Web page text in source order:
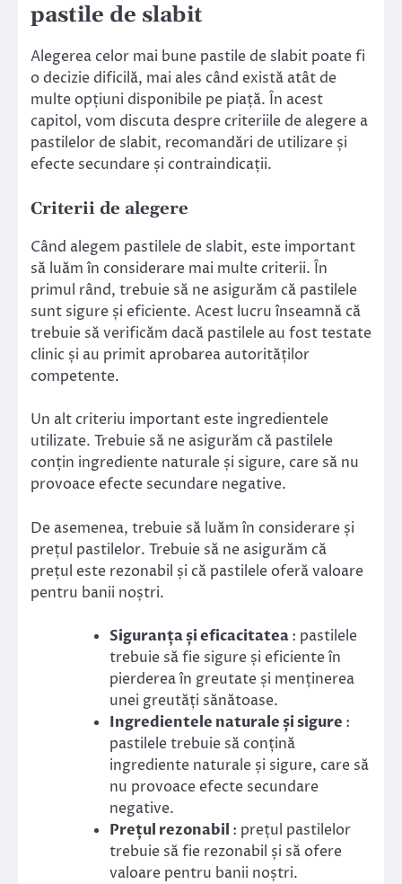
pastile de slabit
Alegerea celor mai bune pastile de slabit poate fi
o decizie dificilă, mai ales când există atât de
multe opțiuni disponibile pe piață. În acest
capitol, vom discuta despre criteriile de alegere a
pastilelor de slabit, recomandări de utilizare și
efecte secundare și contraindicații.
Criterii de alegere
Când alegem pastilele de slabit, este important
să luăm în considerare mai multe criterii. În
primul rând, trebuie să ne asigurăm că pastilele
sunt sigure și eficiente. Acest lucru înseamnă că
trebuie să verificăm dacă pastilele au fost testate
clinic și au primit aprobarea autorităților
competente.
Un alt criteriu important este ingredientele
utilizate. Trebuie să ne asigurăm că pastilele
conțin ingrediente naturale și sigure, care să nu
provoace efecte secundare negative.
De asemenea, trebuie să luăm în considerare și
prețul pastilelor. Trebuie să ne asigurăm că
prețul este rezonabil și că pastilele oferă valoare
pentru banii noștri.
Siguranța și eficacitatea: pastilele
trebuie să fie sigure și eficiente în
pierderea în greutate și menținerea
unei greutăți sănătoase.
Ingredientele naturale și sigure :
pastilele trebuie să conțină
ingrediente naturale și sigure, care să
nu provoace efecte secundare
negative.
Prețul rezonabil : prețul pastilelor
trebuie să fie rezonabil și să ofere
valoare pentru banii noștri.